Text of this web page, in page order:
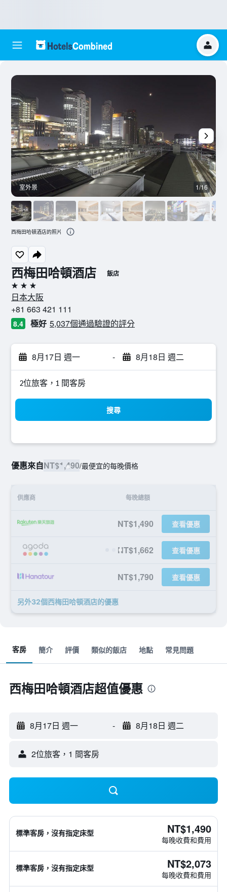
西梅田哈頓酒店 飯店
3星級
日本大阪
+81 663 421 111
8.4 極好 5,037個通過驗證的評分
8月17日 週一 - 8月18日 週二
2位旅客，1 間客房
搜尋
優惠來自NT$1,490/最便宜的每晚價格
供應商 每晚總額
NT$1,490 查看優惠
NT$1,662 查看優惠
NT$1,790 查看優惠
另外32個西梅田哈頓酒店​的優惠
室外景 1/16
西梅田哈頓酒店的照片
客房 簡介 評價 類似的飯店 地點 常見問題
西梅田哈頓酒店超值優惠
8月17日 週一 - 8月18日 週二
2位旅客，1 間客房
標準客房，沒有指定床型 NT$1,490
每晚收費和費用
標準客房，沒有指定床型 NT$2,073
每晚收費和費用